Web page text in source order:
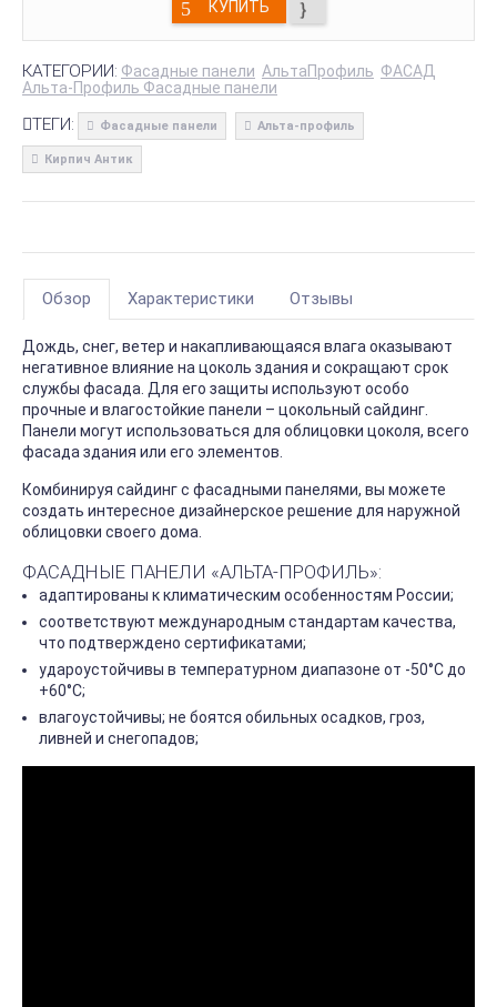
КУПИТЬ
КАТЕГОРИИ: Фасадные панели АльтаПрофиль ФАСАД
Альта-Профиль Фасадные панели
ТЕГИ: Фасадные панели Альта-профиль
Кирпич Антик
Обзор Характеристики Отзывы
Дождь, снег, ветер и накапливающаяся влага оказывают
негативное влияние на цоколь здания и сокращают срок
службы фасада. Для его защиты используют особо
прочные и влагостойкие панели – цокольный сайдинг.
Панели могут использоваться для облицовки цоколя, всего
фасада здания или его элементов.
Комбинируя сайдинг с фасадными панелями, вы можете
создать интересное дизайнерское решение для наружной
облицовки своего дома.
ФАСАДНЫЕ ПАНЕЛИ «АЛЬТА-ПРОФИЛЬ»:
адаптированы к климатическим особенностям России;
соответствуют международным стандартам качества,
что подтверждено сертификатами;
удароустойчивы в температурном диапазоне от -50°С до
+60°С;
влагоустойчивы; не боятся обильных осадков, гроз,
ливней и снегопадов;